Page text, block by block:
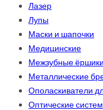
Лазер
Лупы
Маски и шапочки
Медицинские
Межзубные ёршики
Металлические
Ополаскиватели
Оптические